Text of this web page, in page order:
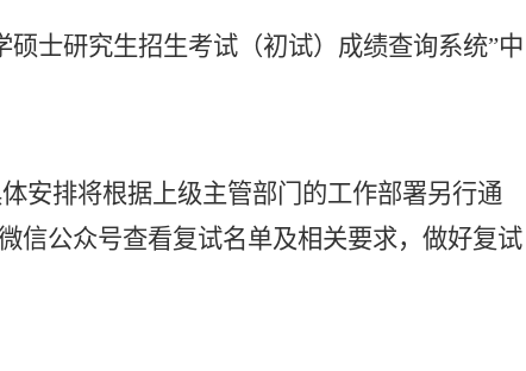
士研究生招生考试（初试）成绩查询系统”中
安排将根据上级主管部门的工作部署另行通
信公众号查看复试名单及相关要求， 做好复试